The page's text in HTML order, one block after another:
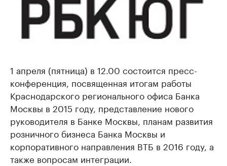
1 апреля (пятница) в 12.00 состоится пресс-
конференция, посвященная итогам работы
Краснодарского регионального офиса Банка
Москвы в 2015 году, представление нового
руководителя в Банке Москвы, планам развития
розничного бизнеса Банка Москвы и
корпоративного направления ВТБ в 2016 году, а
также вопросам интеграции.